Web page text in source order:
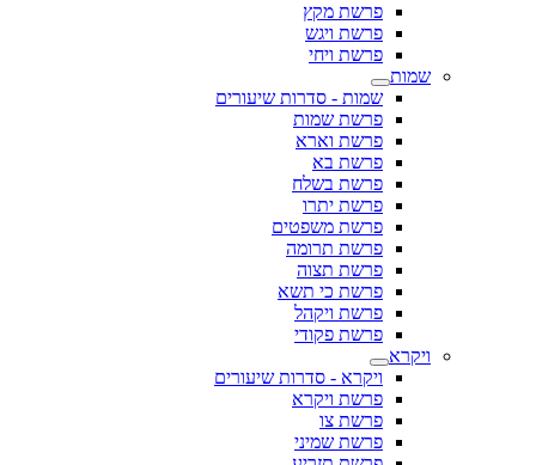
פרשת מקץ
פרשת ויגש
פרשת ויחי
שמות
שמות - סדרות שיעורים
פרשת שמות
פרשת וארא
פרשת בא
פרשת בשלח
פרשת יתרו
פרשת משפטים
פרשת תרומה
פרשת תצוה
פרשת כי תשא
פרשת ויקהל
פרשת פקודי
ויקרא
ויקרא - סדרות שיעורים
פרשת ויקרא
פרשת צו
פרשת שמיני